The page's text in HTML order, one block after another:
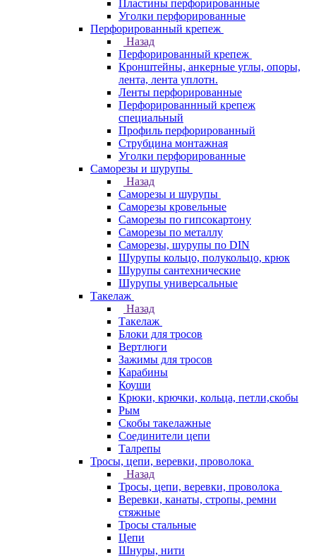
Пластины перфорированные
Уголки перфорированные
Перфорированный крепеж
Назад
Перфорированный крепеж
Кронштейны, анкерные углы, опоры,
лента, лента уплотн.
Ленты перфорированные
Перфорированнный крепеж
специальный
Профиль перфорированный
Струбцина монтажная
Уголки перфорированные
Саморезы и шурупы
Назад
Саморезы и шурупы
Саморезы кровельные
Саморезы по гипсокартону
Саморезы по металлу
Саморезы, шурупы по DIN
Шурупы кольцо, полукольцо, крюк
Шурупы сантехнические
Шурупы универсальные
Такелаж
Назад
Такелаж
Блоки для тросов
Вертлюги
Зажимы для тросов
Карабины
Коуши
Крюки, крючки, кольца, петли,скобы
Рым
Скобы такелажные
Соединители цепи
Талрепы
Тросы, цепи, веревки, проволока
Назад
Тросы, цепи, веревки, проволока
Веревки, канаты, стропы, ремни
стяжные
Тросы стальные
Цепи
Шнуры, нити